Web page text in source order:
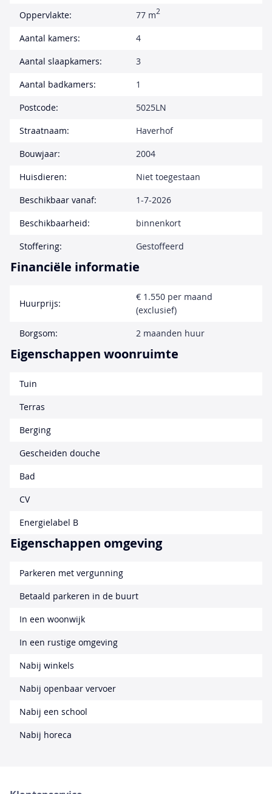
Oppervlakte:
77 m2
Aantal kamers:
4
Aantal slaapkamers:
3
Aantal badkamers:
1
Postcode:
5025LN
Straatnaam:
Haverhof
Bouwjaar:
2004
Huisdieren:
Niet toegestaan
Beschikbaar vanaf:
1-7-2026
Beschikbaarheid:
binnenkort
Stoffering:
Gestoffeerd
Financiële informatie
Huurprijs:
€ 1.550 per maand
(exclusief)
Borgsom:
2 maanden huur
Eigenschappen woonruimte
Tuin
Terras
Berging
Gescheiden douche
Bad
CV
Energielabel B
Eigenschappen omgeving
Parkeren met vergunning
Betaald parkeren in de buurt
In een woonwijk
In een rustige omgeving
Nabij winkels
Nabij openbaar vervoer
Nabij een school
Nabij horeca